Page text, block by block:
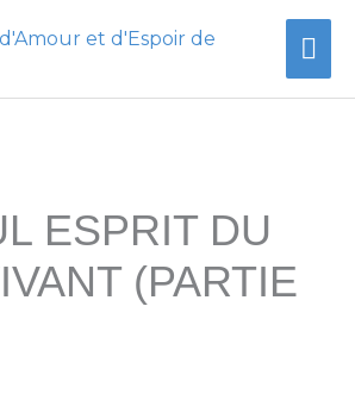
ESPRIT DU
(PARTIE